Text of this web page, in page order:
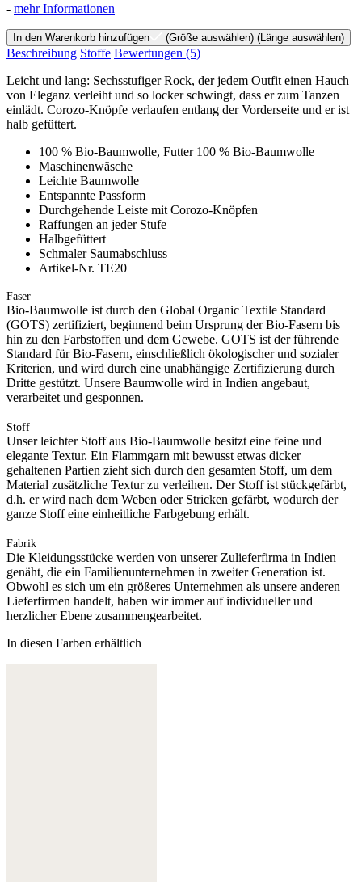
- mehr Informationen
In den Warenkorb hinzufügen (Größe auswählen) (Länge auswählen)
Beschreibung Stoffe Bewertungen (5)
Leicht und lang: Sechsstufiger Rock, der jedem Outfit einen Hauch
von Eleganz verleiht und so locker schwingt, dass er zum Tanzen
einlädt. Corozo-Knöpfe verlaufen entlang der Vorderseite und er ist
halb gefüttert.
100 % Bio-Baumwolle, Futter 100 % Bio-Baumwolle
Maschinenwäsche
Leichte Baumwolle
Entspannte Passform
Durchgehende Leiste mit Corozo-Knöpfen
Raffungen an jeder Stufe
Halbgefüttert
Schmaler Saumabschluss
Artikel-Nr. TE20
Faser
Bio-Baumwolle ist durch den Global Organic Textile Standard
(GOTS) zertifiziert, beginnend beim Ursprung der Bio-Fasern bis
hin zu den Farbstoffen und dem Gewebe. GOTS ist der führende
Standard für Bio-Fasern, einschließlich ökologischer und sozialer
Kriterien, und wird durch eine unabhängige Zertifizierung durch
Dritte gestützt. Unsere Baumwolle wird in Indien angebaut,
verarbeitet und gesponnen.
Stoff
Unser leichter Stoff aus Bio-Baumwolle besitzt eine feine und
elegante Textur. Ein Flammgarn mit bewusst etwas dicker
gehaltenen Partien zieht sich durch den gesamten Stoff, um dem
Material zusätzliche Textur zu verleihen. Der Stoff ist stückgefärbt,
d.h. er wird nach dem Weben oder Stricken gefärbt, wodurch der
ganze Stoff eine einheitliche Farbgebung erhält.
Fabrik
Die Kleidungsstücke werden von unserer Zulieferfirma in Indien
genäht, die ein Familienunternehmen in zweiter Generation ist.
Obwohl es sich um ein größeres Unternehmen als unsere anderen
Lieferfirmen handelt, haben wir immer auf individueller und
herzlicher Ebene zusammengearbeitet.
In diesen Farben erhältlich